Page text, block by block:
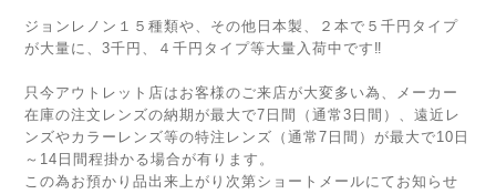
ジョンレノン１５種類や、その他日本製、２本で５千円タイプ
が大量に、3千円、４千円タイプ等大量入荷中です‼
只今アウトレット店はお客様のご来店が大変多い為、メーカー
在庫の注文レンズの納期が最大で7日間（通常3日間）、遠近レ
ンズやカラーレンズ等の特注レンズ（通常7日間）が最大で10日
～14日間程掛かる場合が有ります。
この為お預かり品出来上がり次第ショートメールにてお知らせ